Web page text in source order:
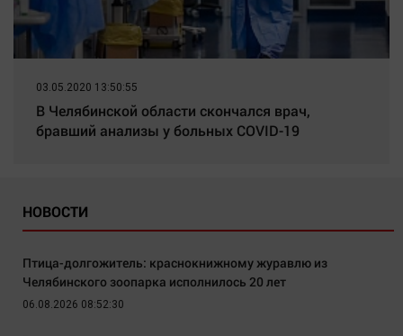
03.05.2020 13:50:55
В Челябинской области скончался врач,
бравший анализы у больных COVID-19
НОВОСТИ
Птица-долгожитель: краснокнижному журавлю из
Челябинского зоопарка исполнилось 20 лет
06.08.2026 08:52:30